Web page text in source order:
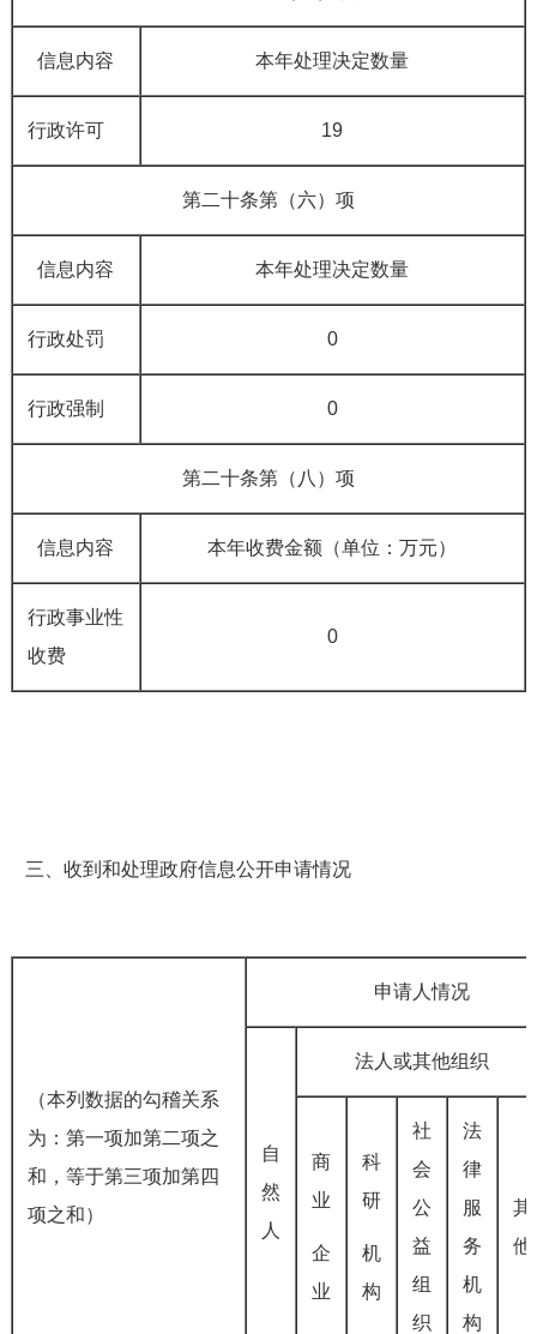
信息内容 本年处理决定数量
行政许可 19
第二十条第（六）项
信息内容 本年处理决定数量
行政处罚 0
行政强制 0
第二十条第（八）项
信息内容 本年收费金额（单位：万元）
行政事业性
收费
0
三、收到和处理政府信息公开申请情况
（本列数据的勾稽关系
为：第一项加第二项之
和，等于第三项加第四
项之和）
申请人情况
自
然
人
法人或其他组织
商
业
企
业
科
研
机
构
社
会
公
益
组
织
法
律
服
务
机
构
其
他